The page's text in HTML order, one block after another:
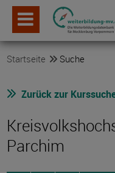
Startseite Suche
Zurück zur
Parchim